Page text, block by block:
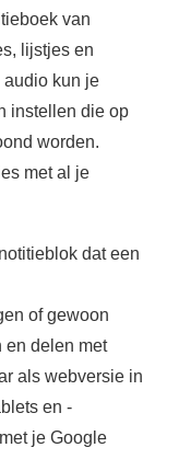
van
lijstjes en
audio kun je
instellen die op
worden.
met al je
dat een
of gewoon
en delen met
als webversie in
en -
je Google